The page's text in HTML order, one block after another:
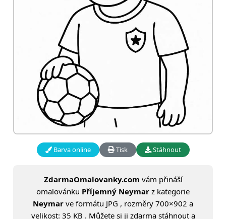
Barva online Tisk Stáhnout
ZdarmaOmalovanky.com vám přináší
omalovánku Příjemný Neymar z kategorie
Neymar ve formátu JPG , rozměry 700×902 a
velikost: 35 KB . Můžete si ji zdarma stáhnout a